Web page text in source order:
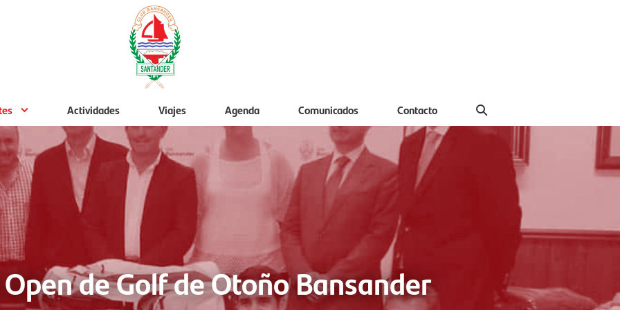
Actividades Viajes Agenda Comunicados Contacto
de Golf de Otoño Bansander